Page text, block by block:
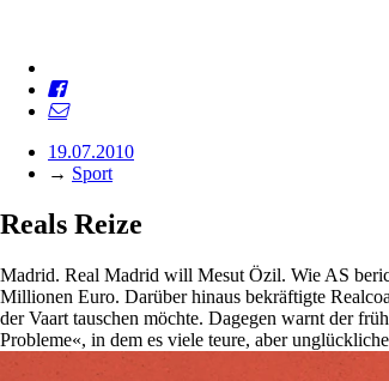
19.07.2010
→ Sport
Reals Reize
Madrid. Real Madrid will Mesut Özil. Wie AS
Millionen Euro. Darüber hinaus bekräftigte
der Vaart tauschen möchte. Dagegen warnt der
Probleme«, in dem es viele teure, aber